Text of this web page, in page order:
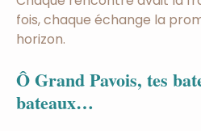
fois, chaque échange la
horizon.
Ô Grand Pavois, tes
bateaux…